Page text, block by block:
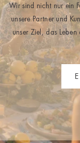
Wir sind nicht nur ein
unsere Partner und
unser Ziel, das